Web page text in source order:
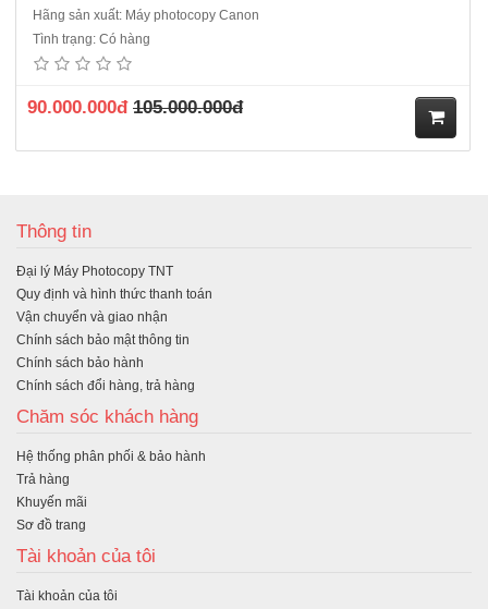
Hãng sản xuất: Máy photocopy Canon
Tình trạng: Có hàng
90.000.000đ 105.000.000đ
Thông tin
Đại lý Máy Photocopy TNT
Quy định và hình thức thanh toán
Vận chuyển và giao nhận
Chính sách bảo mật thông tin
Chính sách bảo hành
Chính sách đổi hàng, trả hàng
Chăm sóc khách hàng
Hệ thống phân phối & bảo hành
Trả hàng
Khuyến mãi
Sơ đồ trang
Tài khoản của tôi
Tài khoản của tôi